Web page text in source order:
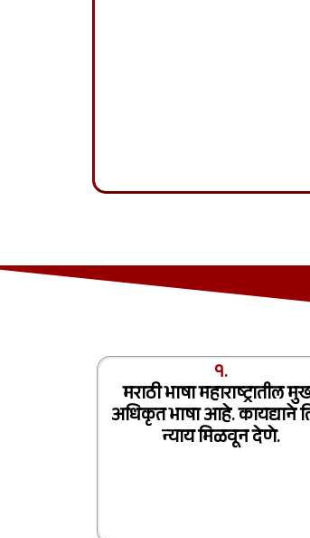
१.
मराठी भाषा महाराष्ट्रातील
अधिकृत भाषा आहे. कायद्याने
न्याय मिळवून देणे.